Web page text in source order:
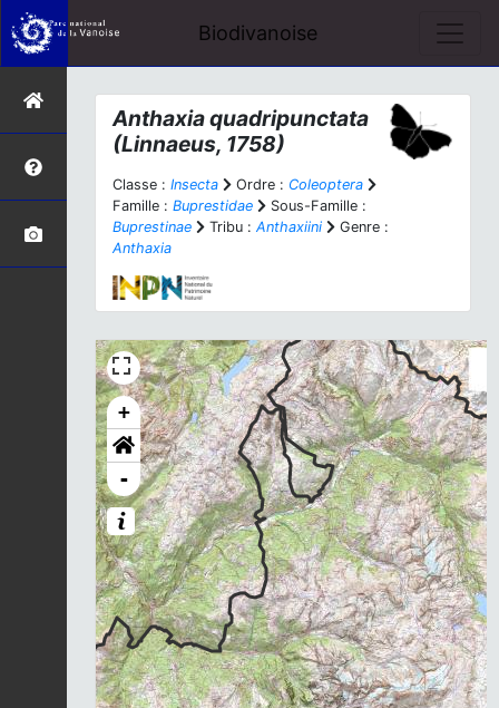
Biodivanoise
Anthaxia quadripunctata
(Linnaeus, 1758)
Classe : Insecta Ordre : Coleoptera
Famille : Buprestidae
Sous-Famille :
Buprestinae
Tribu : Anthaxiini
Genre :
Anthaxia
+
-